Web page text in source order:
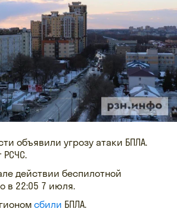
объявили угрозу атаки БПЛА.
РСЧС.
действии беспилотной
в 22:05 7 июля.
сбили БПЛА.